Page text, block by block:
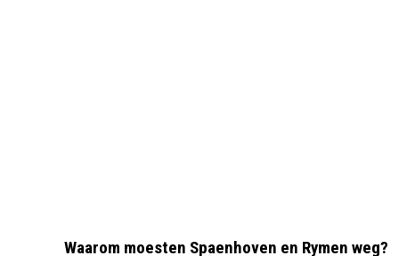
Waarom moesten Spaenhoven en Rymen weg?